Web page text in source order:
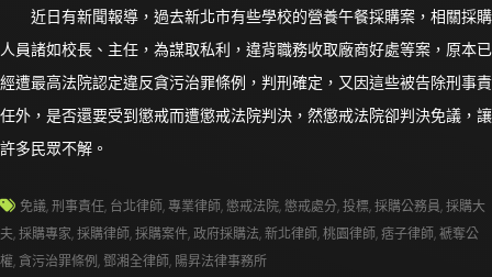
近日有新聞報導，過去新北市有些學校的營養午餐採購案，相關採購
人員諸如校長、主任，為謀取私利，違背職務收取廠商好處等案，原本已
經遭最高法院認定違反貪污治罪條例，判刑確定，又因這些被告除刑事責
任外，是否還要受到懲戒而遭懲戒法院判決，然懲戒法院卻判決免議，讓
許多民眾不解。
免議,刑事責任, 台北律師,專業律師,懲戒法院,懲戒處分,投標,採購公務員,採購大
夫,採購專家,採購律師,採購案件,政府採購法,新北律師,桃園律師,痞子律師,褫奪公
權, 貪污治罪條例, 鄧湘全律師, 陽昇法律事務所